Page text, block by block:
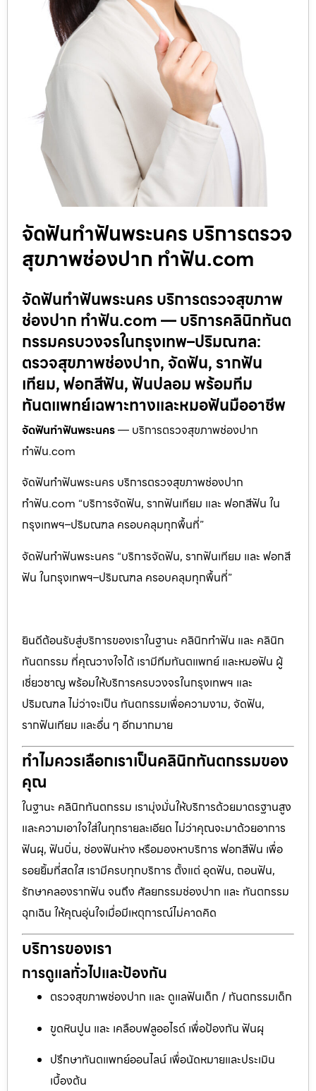
จัดฟันทำฟันพระนคร บริการตรวจ
สุขภาพช่องปาก ทำฟัน.com
จัดฟันทำฟันพระนคร บริการตรวจสุขภาพ
ช่องปาก ทำฟัน.com — บริการคลินิกทันต
กรรมครบวงจรในกรุงเทพ–ปริมณฑล:
ตรวจสุขภาพช่องปาก, จัดฟัน, รากฟัน
เทียม, ฟอกสีฟัน, ฟันปลอม พร้อมทีม
ทันตแพทย์เฉพาะทางและหมอฟันมืออาชีพ
จัดฟันทำฟันพระนคร— บริการตรวจสุขภาพช่องปาก
ทำฟัน.com
จัดฟันทำฟันพระนคร บริการตรวจสุขภาพช่องปาก
ทำฟัน.com “บริการจัดฟัน, รากฟันเทียม และ ฟอกสีฟัน ใน
กรุงเทพฯ–ปริมณฑล ครอบคลุมทุกพื้นที่”
จัดฟันทำฟันพระนคร “บริการจัดฟัน, รากฟันเทียม และ ฟอกสี
ฟัน ในกรุงเทพฯ–ปริมณฑล ครอบคลุมทุกพื้นที่”
ยินดีต้อนรับสู่บริการของเราในฐานะ คลินิกทำฟัน และ คลินิก
ทันตกรรม ที่คุณวางใจได้ เรามีทีมทันตแพทย์ และหมอฟัน ผู้
เชี่ยวชาญ พร้อมให้บริการครบวงจรในกรุงเทพฯ และ
ปริมณฑล ไม่ว่าจะเป็น ทันตกรรมเพื่อความงาม, จัดฟัน,
รากฟันเทียม และอื่น ๆ อีกมากมาย
ทำไมควรเลือกเราเป็นคลินิกทันตกรรมของ
คุณ
ในฐานะ คลินิกทันตกรรม เรามุ่งมั่นให้บริการด้วยมาตรฐานสูง
และความเอาใจใส่ในทุกรายละเอียด ไม่ว่าคุณจะมาด้วยอาการ
ฟันผุ, ฟันบิ่น, ช่องฟันห่าง หรือมองหาบริการ ฟอกสีฟัน เพื่อ
รอยยิ้มที่สดใส เรามีครบทุกบริการ ตั้งแต่ อุดฟัน, ถอนฟัน,
รักษาคลองรากฟัน จนถึง ศัลยกรรมช่องปาก และ ทันตกรรม
ฉุกเฉิน ให้คุณอุ่นใจเมื่อมีเหตุการณ์ไม่คาดคิด
บริการของเรา
การดูแลทั่วไปและป้องกัน
ตรวจสุขภาพช่องปาก และ ดูแลฟันเด็ก / ทันตกรรมเด็ก
ขูดหินปูน และ เคลือบฟลูออไรด์ เพื่อป้องกัน ฟันผุ
ปรึกษาทันตแพทย์ออนไลน์ เพื่อนัดหมายและประเมิน
เบื้องต้น